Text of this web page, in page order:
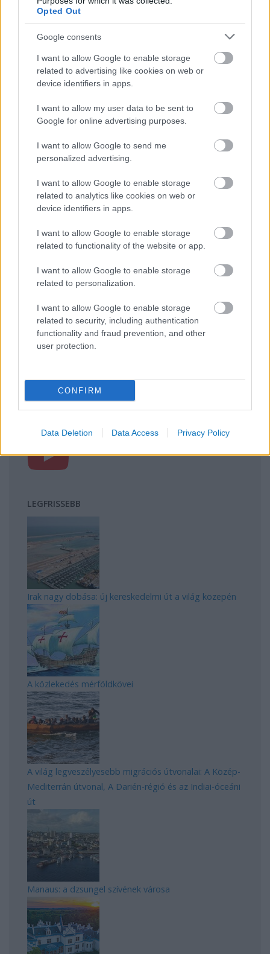
Opted Out
Google consents
I want to allow Google to enable storage
related to advertising like cookies on web or
device identifiers in apps.
I want to allow my user data to be sent to
Google for online advertising purposes.
I want to allow Google to send me
personalized advertising.
I want to allow Google to enable storage
related to analytics like cookies on web or
device identifiers in apps.
I want to allow Google to enable storage
related to functionality of the website or app.
I want to allow Google to enable storage
related to personalization.
I want to allow Google to enable storage
related to security, including authentication
functionality and fraud prevention, and other
user protection.
CONFIRM
Data Deletion Data Access Privacy Policy
REAKTOR
LEGNÉPSZERŰBB
Manaus: a dzsungel szívének városa
Magyarország rejtett gyöngyszemei
Az egygyermekes politika és Kína gazdasági
kihívásai
torzítások
A világ legveszélyesebb migrációs útvonalai: A
Közép-Mediterrán útvonal, A Darién-régió és az
közepén
LEGFRISSEBB
Irak nagy dobása: új kereskedelmi út a világ közepén
A közlekedés mérföldkövei
A világ legveszélyesebb migrációs útvonalai: A Közép-
Mediterrán útvonal, A Darién-régió és az Indiai-óceáni
út
Manaus: a dzsungel szívének városa